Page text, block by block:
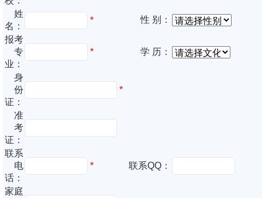
姓
名：
*
性 别：
报考
专
业：
* 学 历：
身
份
证：
*
准
考
证：
联系
电
话：
* 联系QQ：
家庭